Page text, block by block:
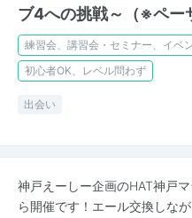
ブ4への挑戦～（※ペー
練習会、講習会・セミナー、イベ
初心者OK、レベル問わず
出会い
神戸えーしー企画のHAT神戸
ら開催です！エール交換しな